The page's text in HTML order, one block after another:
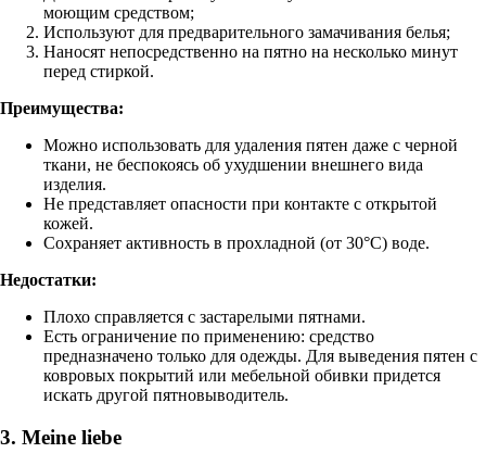
моющим средством;
Используют для предварительного замачивания белья;
Наносят непосредственно на пятно на несколько минут
перед стиркой.
Преимущества:
Можно использовать для удаления пятен даже с черной
ткани, не беспокоясь об ухудшении внешнего вида
изделия.
Не представляет опасности при контакте с открытой
кожей.
Сохраняет активность в прохладной (от 30°С) воде.
Недостатки:
Плохо справляется с застарелыми пятнами.
Есть ограничение по применению: средство
предназначено только для одежды. Для выведения пятен с
ковровых покрытий или мебельной обивки придется
искать другой пятновыводитель.
3. Meine liebe